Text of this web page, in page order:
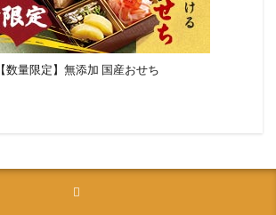
【数量限定】無添加 国産おせち